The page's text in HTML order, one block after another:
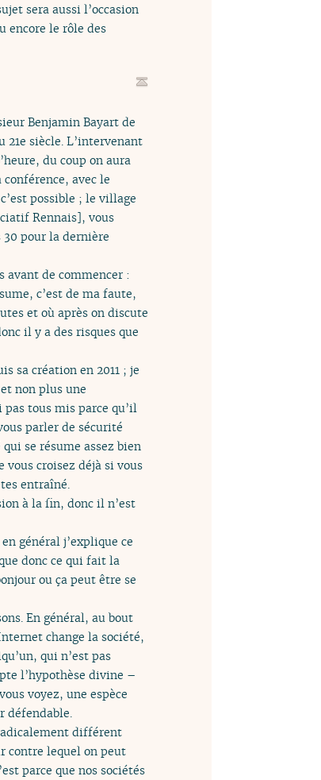
sera aussi l’occasion
encore le rôle des
Benjamin Bayart de
siècle. L’intervenant
du coup on aura
avec le
possible ; le village
Rennais], vous
pour la dernière
avant de commencer :
c’est de ma faute,
et où après on discute
il y a des risques que
sa création en 2011 ; je
non plus une
tous mis parce qu’il
parler de sécurité
se résume assez bien
vous croisez déjà si vous
entraîné.
à la fin, donc il n’est
général j’explique ce
donc ce qui fait la
ou ça peut être se
En général, au bout
change la société,
qui n’est pas
l’hypothèse divine –
voyez, une espèce
défendable.
différent
contre lequel on peut
parce que nos sociétés